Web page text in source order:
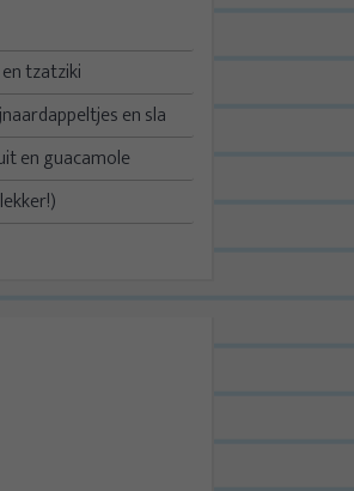
tzatziki
en sla
en guacamole